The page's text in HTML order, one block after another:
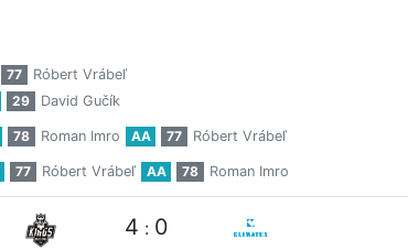
77
Róbert Vrábeľ
29 David Gučík
78 Roman Imro AA 77 Róbert Vrábeľ
77 Róbert Vrábeľ AA 78 Roman Imro
4 : 0